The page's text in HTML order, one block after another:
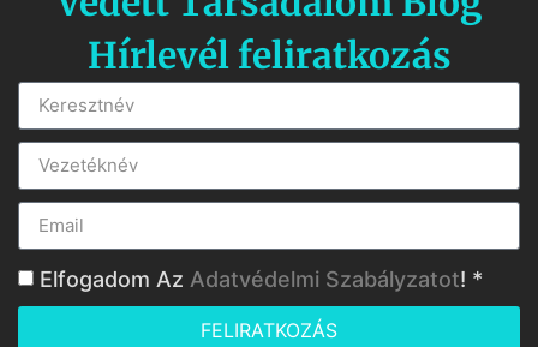
Hírlevél feliratkozás
Elfogadom Az Adatvédelmi Szabályzatot! *
FELIRATKOZÁS